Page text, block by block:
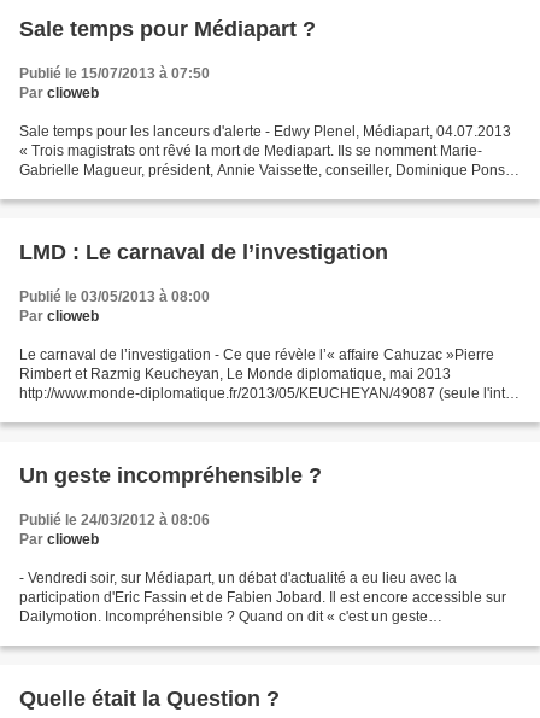
Sale temps pour Médiapart ?
Publié le 15/07/2013 à 07:50
Par clioweb
Sale temps pour les lanceurs d'alerte - Edwy Plenel, Médiapart, 04.07.2013
« Trois magistrats ont rêvé la mort de Mediapart. Ils se nomment Marie-
Gabrielle Magueur, président, Annie Vaissette, conseiller, Dominique Ponsot,
LMD : Le carnaval de l’investigation
Publié le 03/05/2013 à 08:00
Par clioweb
Le carnaval de l’investigation - Ce que révèle l’« affaire Cahuzac »Pierre
Rimbert et Razmig Keucheyan, Le Monde diplomatique, mai 2013
http://www.monde-diplomatique.fr/2013/05/KEUCHEYAN/49087 (seule l'intro
Un geste incompréhensible ?
Publié le 24/03/2012 à 08:06
Par clioweb
- Vendredi soir, sur Médiapart, un débat d'actualité a eu lieu avec la
participation d'Eric Fassin et de Fabien Jobard. Il est encore accessible sur
Dailymotion. Incompréhensible ? Quand on dit « c'est un geste
Quelle était la Question ?